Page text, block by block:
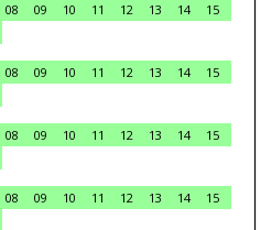
08 09 10 11 12 13 14
15
08 09 10 11 12 13 14
15
08 09 10 11 12 13 14
15
08 09 10 11 12 13 14
15